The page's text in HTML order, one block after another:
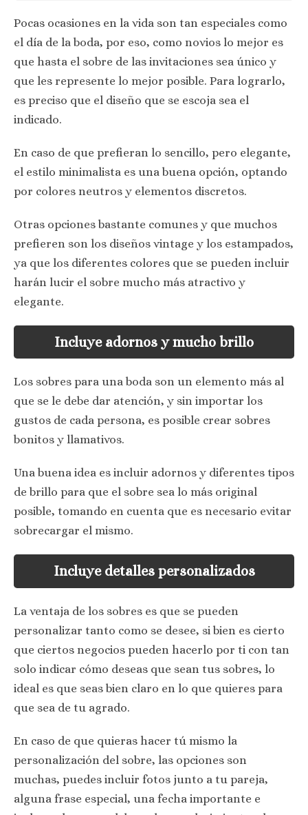
Pocas ocasiones en la vida son tan especiales como
el día de la boda, por eso, como novios lo mejor es
que hasta el sobre de las invitaciones sea único y
que les represente lo mejor posible. Para lograrlo,
es preciso que el diseño que se escoja sea el
indicado.
En caso de que prefieran lo sencillo, pero elegante,
el estilo minimalista es una buena opción, optando
por colores neutros y elementos discretos.
Otras opciones bastante comunes y que muchos
prefieren son los diseños vintage y los estampados,
ya que los diferentes colores que se pueden incluir
harán lucir el sobre mucho más atractivo y
elegante.
Incluye adornos y mucho brillo
Los sobres para una boda son un elemento más al
que se le debe dar atención, y sin importar los
gustos de cada persona, es posible crear sobres
bonitos y llamativos.
Una buena idea es incluir adornos y diferentes tipos
de brillo para que el sobre sea lo más original
posible, tomando en cuenta que es necesario evitar
sobrecargar el mismo.
Incluye detalles personalizados
La ventaja de los sobres es que se pueden
personalizar tanto como se desee, si bien es cierto
que ciertos negocios pueden hacerlo por ti con tan
solo indicar cómo deseas que sean tus sobres, lo
ideal es que seas bien claro en lo que quieres para
que sea de tu agrado.
En caso de que quieras hacer tú mismo la
personalización del sobre, las opciones son
muchas, puedes incluir fotos junto a tu pareja,
alguna frase especial, una fecha importante e